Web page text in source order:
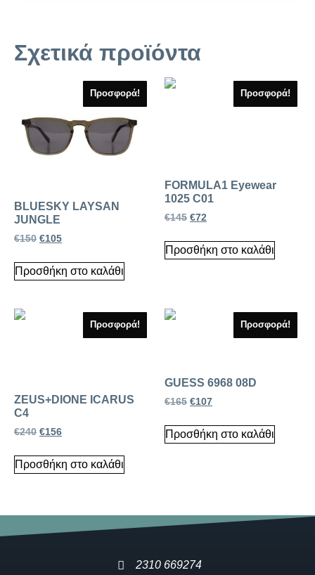
Σχετικά προϊόντα
Προσφορά!
BLUESKY LAYSAN
JUNGLE
€150 €105
Προσθήκη στο καλάθι
Προσφορά!
FORMULA1 Eyewear
1025 C01
€145 €72
Προσθήκη στο καλάθι
Προσφορά!
ZEUS+DIONE ICARUS
C4
€240 €156
Προσθήκη στο καλάθι
Προσφορά!
GUESS 6968 08D
€165 €107
Προσθήκη στο καλάθι
2310 669274